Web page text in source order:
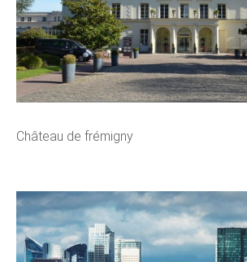
Château de frémigny